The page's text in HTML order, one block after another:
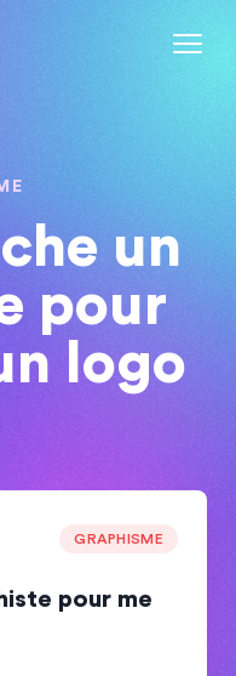
un
pour
logo
GRAPHISME
pour me